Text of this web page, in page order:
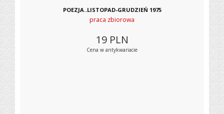
POEZJA..LISTOPAD-GRUDZIEŃ 1975
praca zbiorowa
19 PLN
Cena w antykwariacie